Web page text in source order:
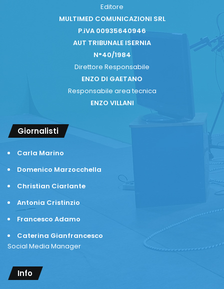
Editore
MULTIMED COMUNICAZIONI SRL
P.iVA 00935640946
AUT TRIBUNALE ISERNIA
N°40/1984
Direttore Responsabile
ENZO DI GAETANO
Responsabile area tecnica
ENZO VILLANI
Giornalisti
Carla Marino
Domenico Marzocchella
Christian Ciarlante
Antonia Cristinzio
Francesco Adamo
Caterina Gianfrancesco
Social Media Manager
Info